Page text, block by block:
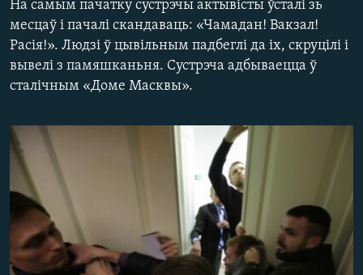
КУЛЬТУРА
КАЛЯНДАР
МОВА
НА ХВАЛЯХ СВАБОДЫ
На самым пачатку сустрэчы актывісты ўсталі зь
месцаў і пачалі скандаваць: «Чамадан! Вакзал!
Расія!». Людзі ў цывільным падбеглі да іх, скруцілі і
вывелі з памяшканьня. Сустрэча адбываецца ў
сталічным «Доме Масквы».